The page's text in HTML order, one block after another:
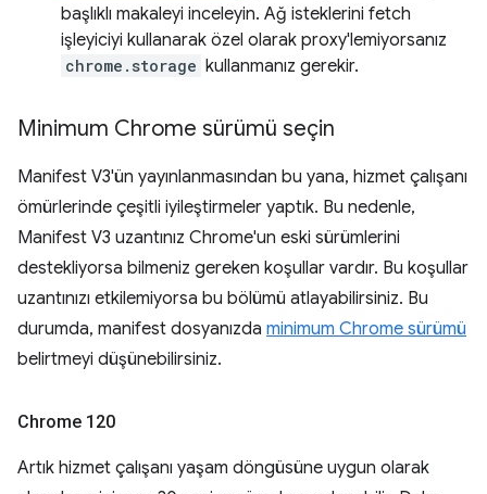
başlıklı makaleyi inceleyin. Ağ isteklerini fetch
işleyiciyi kullanarak özel olarak proxy'lemiyorsanız
chrome.storage kullanmanız gerekir.
Minimum Chrome sürümü seçin
Manifest V3'ün yayınlanmasından bu yana, hizmet çalışanı
ömürlerinde çeşitli iyileştirmeler yaptık. Bu nedenle,
Manifest V3 uzantınız Chrome'un eski sürümlerini
destekliyorsa bilmeniz gereken koşullar vardır. Bu koşullar
uzantınızı etkilemiyorsa bu bölümü atlayabilirsiniz. Bu
durumda, manifest dosyanızda minimum Chrome sürümü
belirtmeyi düşünebilirsiniz.
Chrome 120
Artık hizmet çalışanı yaşam döngüsüne uygun olarak